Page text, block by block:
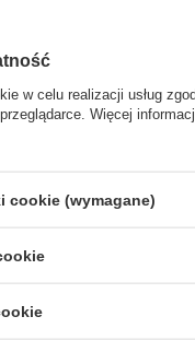
w celu realizacji usług
Więcej
cookie (wymagane)